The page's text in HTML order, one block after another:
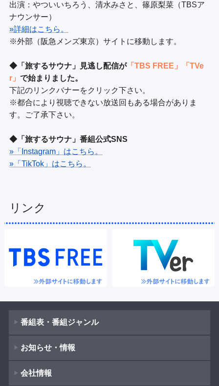
出演：やついいちろう、清水みさと、篠原梨菜（TBSア
»詳細はこちら。
※外部（阪急メンズ東京）サイトに移動します。
◆「旅するサウナ」見逃し配信が「TBS FREE」「TVe
r」 で始まりました。
下記のリンクバナーをクリック下さい。
※都合により視聴できない放送回もある場合がありま
す。ご了承下さい。
◆「旅するサウナ」番組公式SNS
»「Instagram」はこちら。
»「TikTok」はこちら。
リンク
番組表・番組ジャンル
番組表
番組ジャンル
お知らせ・情報
新着情報
会社情報